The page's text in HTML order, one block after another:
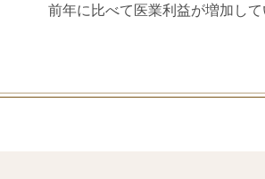
前年に比べて医業利益が増加して